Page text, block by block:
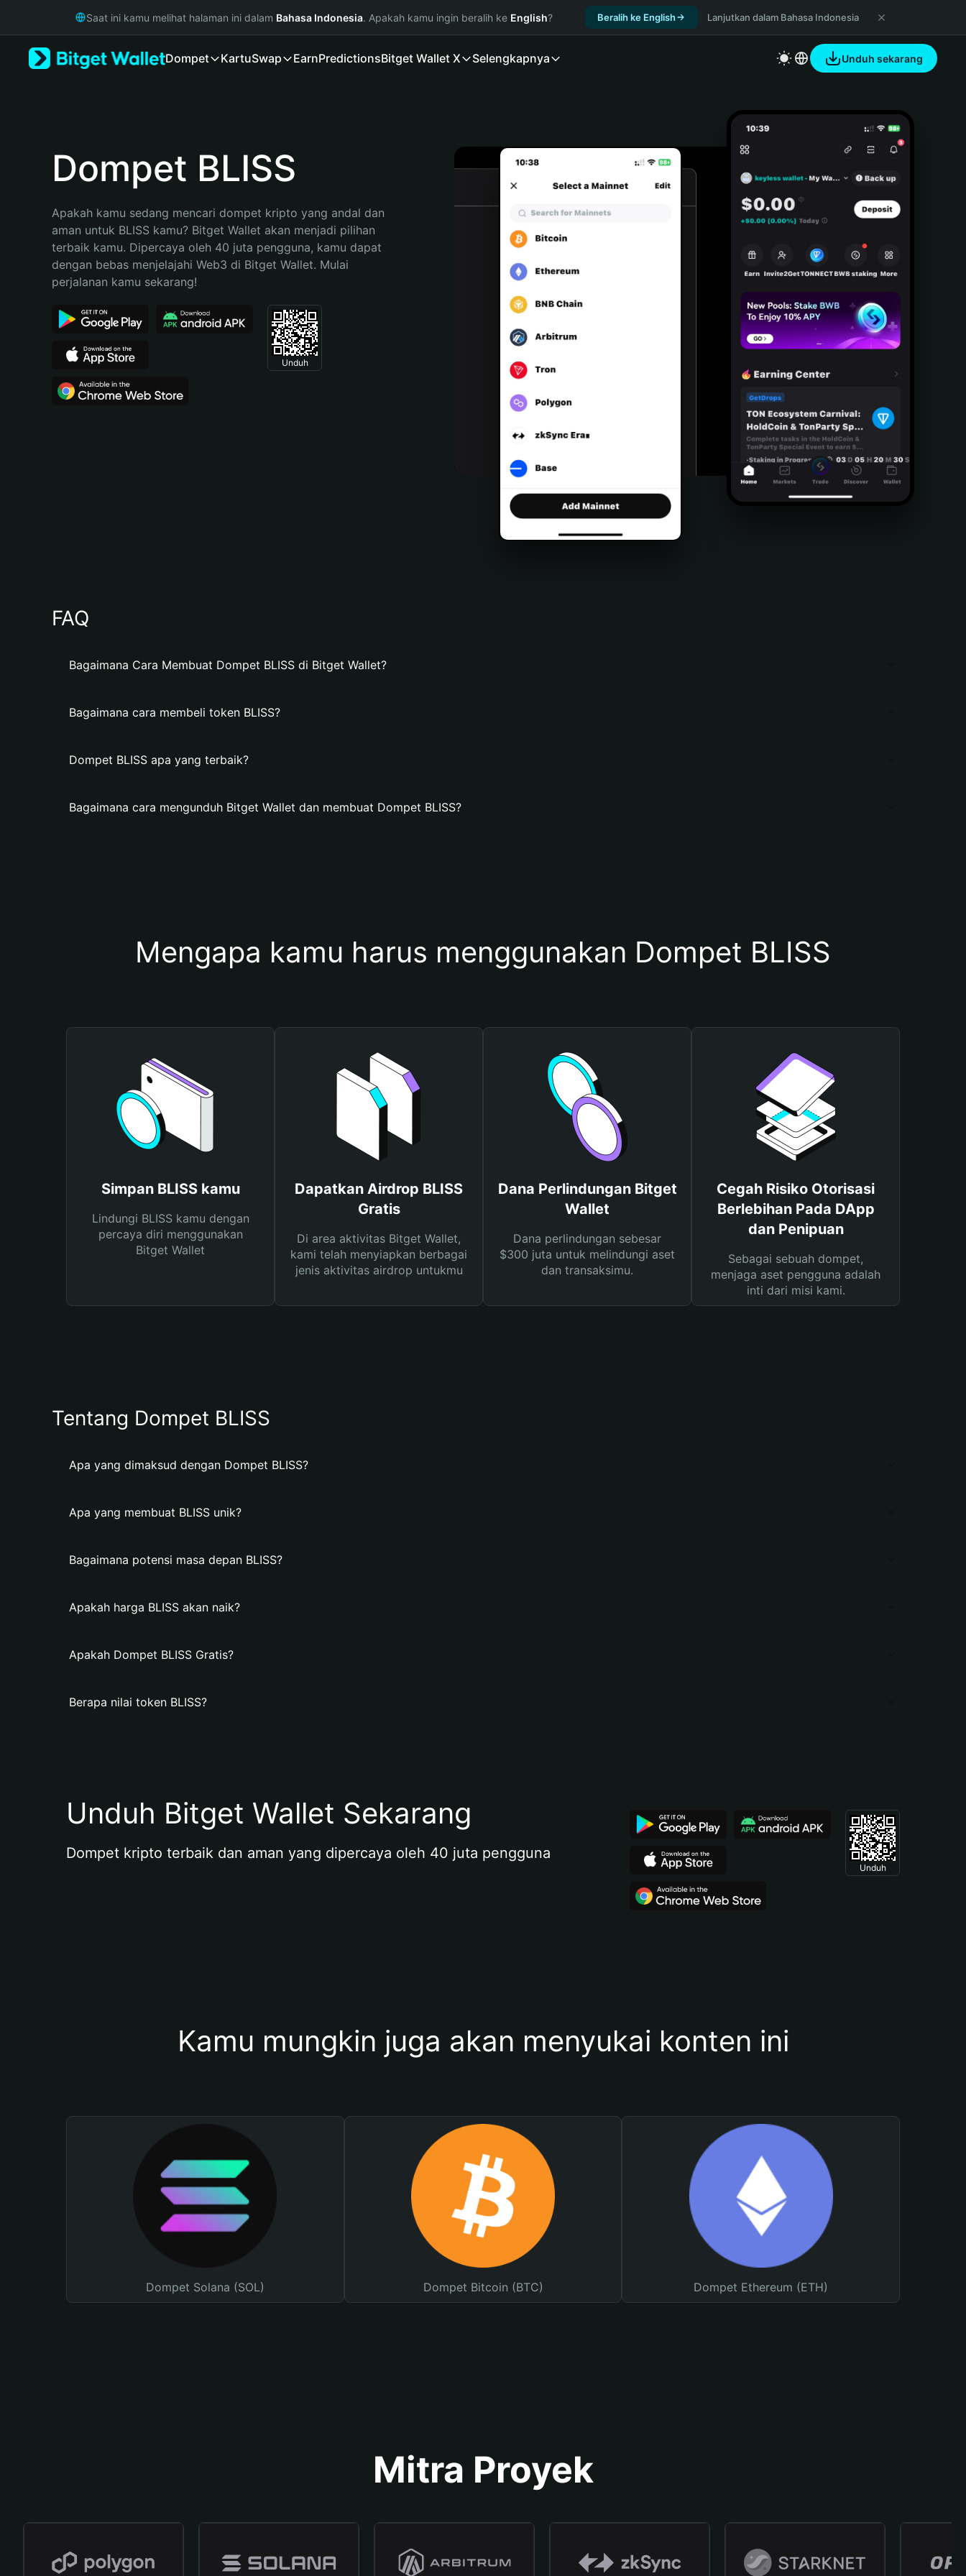
Русский
Bahasa Indonesia
Español (Argentina)
Saat ini kamu melihat halaman ini dalam Bahasa Indonesia. Apakah kamu ingin beralih ke English? Beralih ke English Lanjutkan dalam Bahasa Indonesia
Dompet KartuSwap EarnPredictionsBitget Wallet X Selengkapnya Unduh sekarang
Dompet BLISS
Apakah kamu sedang mencari dompet kripto yang andal dan
aman untuk BLISS kamu? Bitget Wallet akan menjadi pilihan
terbaik kamu. Dipercaya oleh 40 juta pengguna, kamu dapat
dengan bebas menjelajahi Web3 di Bitget Wallet. Mulai
perjalanan kamu sekarang!
Unduh
FAQ
Bagaimana Cara Membuat Dompet BLISS di Bitget Wallet?
Bagaimana cara membeli token BLISS?
Dompet BLISS apa yang terbaik?
Bagaimana cara mengunduh Bitget Wallet dan membuat Dompet BLISS?
Mengapa kamu harus menggunakan Dompet BLISS
Simpan BLISS kamu
Lindungi BLISS kamu dengan
percaya diri menggunakan
Bitget Wallet
Dapatkan Airdrop BLISS
Gratis
Di area aktivitas Bitget Wallet,
kami telah menyiapkan berbagai
jenis aktivitas airdrop untukmu
Dana Perlindungan Bitget
Wallet
Dana perlindungan sebesar
$300 juta untuk melindungi aset
dan transaksimu.
Cegah Risiko Otorisasi
Berlebihan Pada DApp
dan Penipuan
Sebagai sebuah dompet,
menjaga aset pengguna adalah
inti dari misi kami.
Tentang Dompet BLISS
Apa yang dimaksud dengan Dompet BLISS?
Apa yang membuat BLISS unik?
Bagaimana potensi masa depan BLISS?
Apakah harga BLISS akan naik?
Apakah Dompet BLISS Gratis?
Berapa nilai token BLISS?
Unduh Bitget Wallet Sekarang
Dompet kripto terbaik dan aman yang dipercaya oleh 40 juta pengguna
Unduh
Kamu mungkin juga akan menyukai konten ini
Dompet Solana (SOL) Dompet Bitcoin (BTC) Dompet Ethereum (ETH)
Mitra Proyek